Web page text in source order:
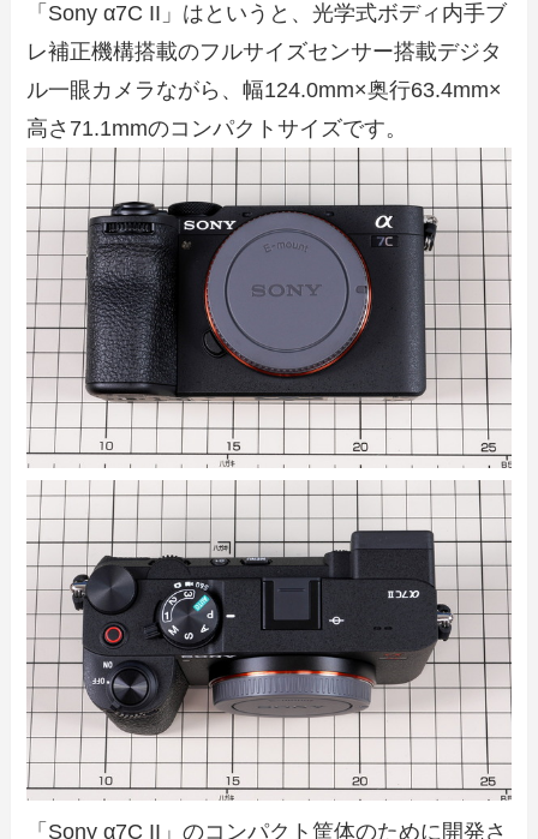
「Sony α7C II」はというと、光学式ボディ内手ブ
レ補正機構搭載のフルサイズセンサー搭載デジタ
ル一眼カメラながら、幅124.0mm×奥行63.4mm×
高さ71.1mmのコンパクトサイズです。
「Sony α7C II」のコンパクト筐体のために開発さ